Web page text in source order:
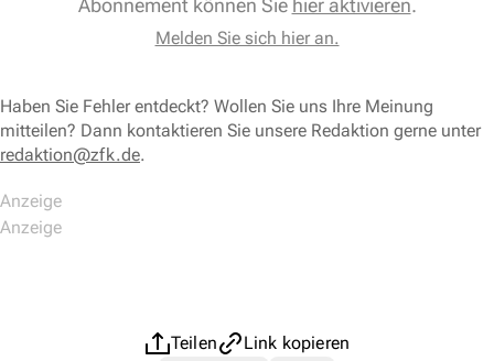
Abonnement können Sie hier aktivieren.
Melden Sie sich hier an.
Haben Sie Fehler entdeckt? Wollen Sie uns Ihre Meinung
mitteilen? Dann kontaktieren Sie unsere Redaktion gerne unter
redaktion@zfk.de.
Teilen
Link kopieren